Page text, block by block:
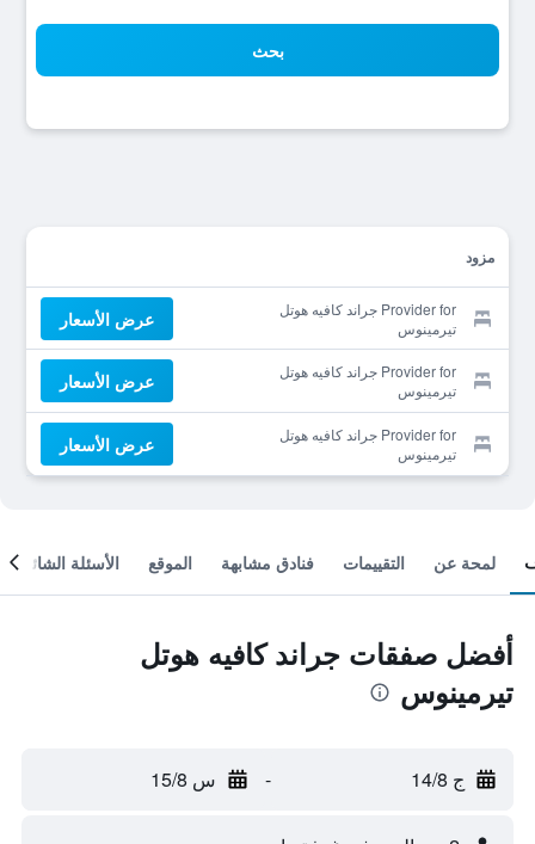
بحث
مزود
Provider for جراند كافيه هوتل
تيرمينوس
عرض الأسعار
Provider for جراند كافيه هوتل
تيرمينوس
عرض الأسعار
Provider for جراند كافيه هوتل
تيرمينوس
عرض الأسعار
لمحة عن التقييمات فنادق مشابهة الموقع الأسئلة الشائعة
أفضل صفقات جراند كافيه هوتل
تيرمينوس
ج 14/8 - س 15/8